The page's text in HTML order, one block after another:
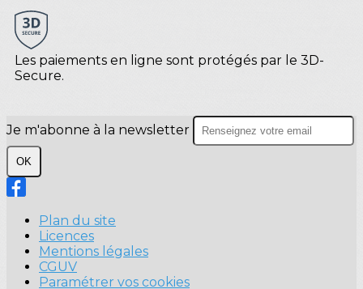
Les paiements en ligne sont protégés par le 3D-
Secure.
Je m'abonne à la newsletter
OK
Plan du site
Licences
Mentions légales
CGUV
Paramétrer vos cookies